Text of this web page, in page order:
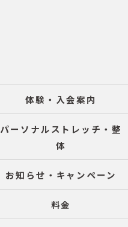
体験・入会案内
パーソナルストレッチ・整
体
お知らせ・キャンペーン
料金